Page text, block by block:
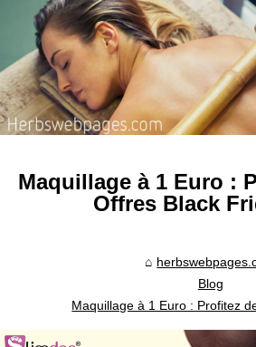
Maquillage à 1 Euro :
Offres Black
Blog
Maquillage à 1 Euro : Profitez